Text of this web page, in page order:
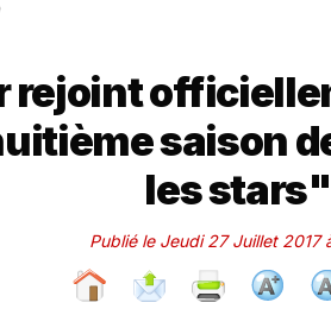
rejoint
saison
les stars"
Publié le Jeudi 27 Juillet 2017